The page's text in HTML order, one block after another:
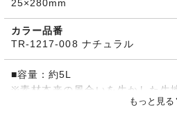
25×280mm
カラー品番
TR-1217-008 ナチュラル
■容量：約5L
※素材本来の風合いを生かした生
合いが異なります。 生地表面に
もっと見る